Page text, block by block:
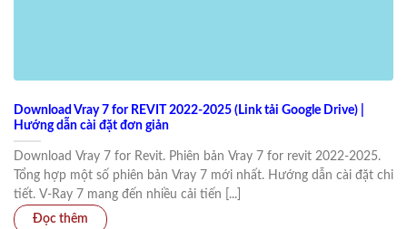
Download Vray 7 for REVIT 2022-2025 (Link tải Google Drive) |
Hướng dẫn cài đặt đơn giản
Download Vray 7 for Revit. Phiên bản Vray 7 for revit 2022-2025.
Tổng hợp một số phiên bản Vray 7 mới nhất. Hướng dẫn cài đặt chi
tiết. V-Ray 7 mang đến nhiều cải tiến [...]